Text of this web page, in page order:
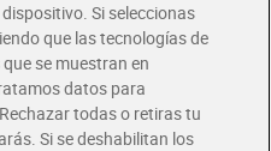
a 100€
Eats
Si seleccionas
que las tecnologías de
se muestran en
datos para
todas o retiras tu
Si se deshabilitan los